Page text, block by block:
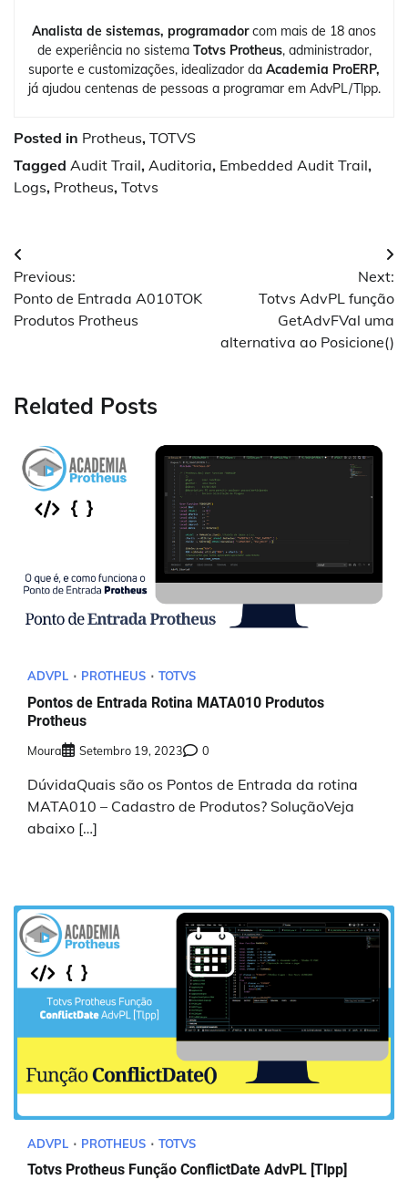
Analista de sistemas, programadorcom mais de 18 anos
de experiência no sistema Totvs Protheus, administrador,
suporte e customizações, idealizador da Academia ProERP,
já ajudou centenas de pessoas a programar em AdvPL/Tlpp.
Posted in Protheus, TOTVS
Tagged Audit Trail, Auditoria, Embedded Audit Trail,
Logs, Protheus, Totvs
Navegação
de
Post
Previous:
Ponto de Entrada A010TOK
Produtos Protheus
Next:
Totvs AdvPL função
GetAdvFVal uma
alternativa ao Posicione()
Related Posts
ADVPL PROTHEUS TOTVS
Pontos de Entrada Rotina MATA010 Produtos
Protheus
Moura Setembro 19, 2023 0
DúvidaQuais são os Pontos de Entrada da rotina
MATA010 – Cadastro de Produtos? SoluçãoVeja
abaixo […]
ADVPL PROTHEUS TOTVS
Totvs Protheus Função ConflictDate AdvPL [Tlpp]